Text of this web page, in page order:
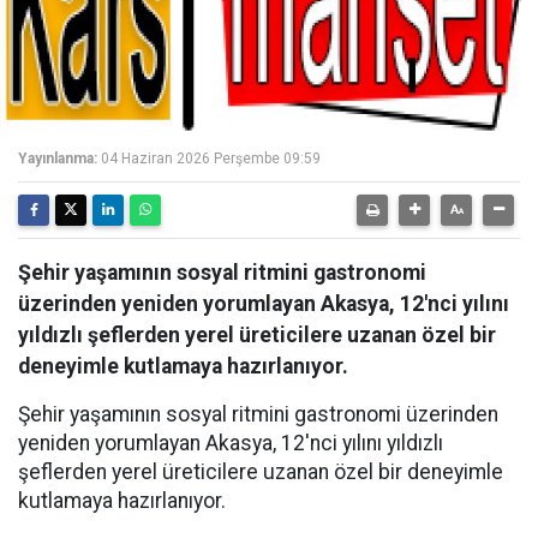
Yayınlanma: 04 Haziran 2026 Perşembe 09:59
Şehir yaşamının sosyal ritmini gastronomi
üzerinden yeniden yorumlayan Akasya, 12'nci yılını
yıldızlı şeflerden yerel üreticilere uzanan özel bir
deneyimle kutlamaya hazırlanıyor.
Şehir yaşamının sosyal ritmini gastronomi üzerinden
yeniden yorumlayan Akasya, 12'nci yılını yıldızlı
şeflerden yerel üreticilere uzanan özel bir deneyimle
kutlamaya hazırlanıyor.